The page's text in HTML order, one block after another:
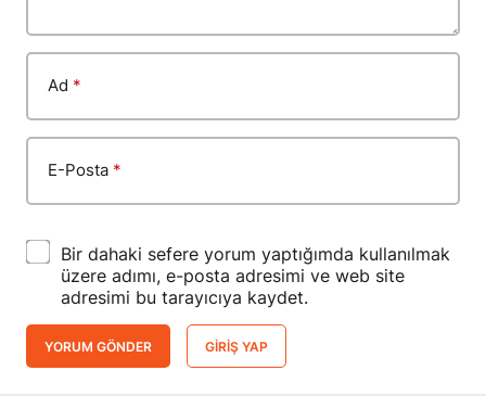
Ad *
E-Posta *
Bir dahaki sefere yorum yaptığımda kullanılmak
üzere adımı, e-posta adresimi ve web site
adresimi bu tarayıcıya kaydet.
YORUM GÖNDER GIRIŞ YAP